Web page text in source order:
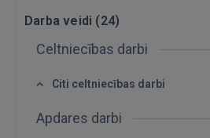
Ienākt
Darba veidi (24)
Celtniecības darbi
Citi celtniecības darbi
Apdares darbi